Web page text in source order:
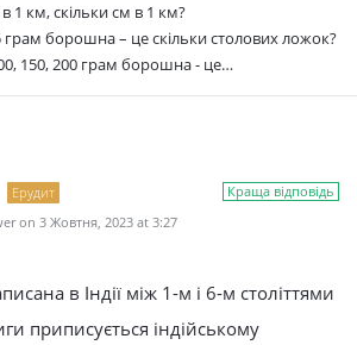
1 км, скільки см в 1 км?
грам борошна – це скільки столових ложок?
150, 200 грам борошна - це…
Краща відповідь
Ерудит
on 3 Жовтня, 2023 at 3:27
в Індії між 1-м і 6-м століттями
приписується індійському